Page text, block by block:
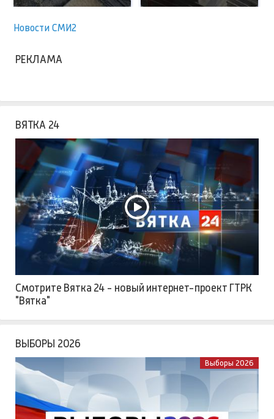
Новости СМИ2
РЕКЛАМА
ВЯТКА 24
Смотрите Вятка 24 - новый интернет-проект ГТРК
"Вятка"
ВЫБОРЫ 2026
Выборы 2026